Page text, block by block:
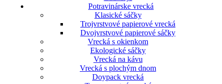
Potravinárske vrecká
Klasické sáčky
Trojvrstvové papierové vrecká
Dvojvrstvové papierové sáčky
Vrecká s okienkom
Ekologické sáčky
Vrecká na kávu
Vrecká s plochým dnom
Doypack vrecká